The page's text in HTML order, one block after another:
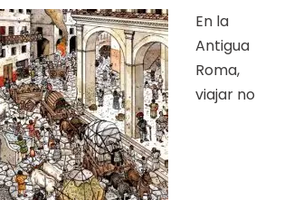
En la
Antigua
Roma,
viajar no